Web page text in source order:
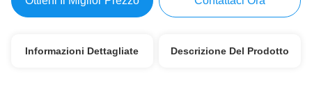
Informazioni Dettagliate Descrizione Del Prodotto